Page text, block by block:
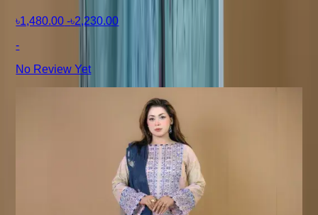
৳1,480.00 -৳2,230.00
-
No Review Yet